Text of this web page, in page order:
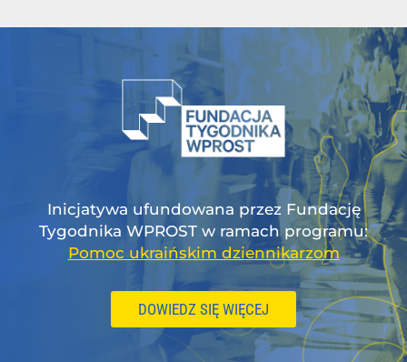
Inicjatywa ufundowana przez Fundację
Tygodnika WPROST w ramach programu:
Pomoc ukraińskim dziennikarzom
DOWIEDZ SIĘ WIĘCEJ